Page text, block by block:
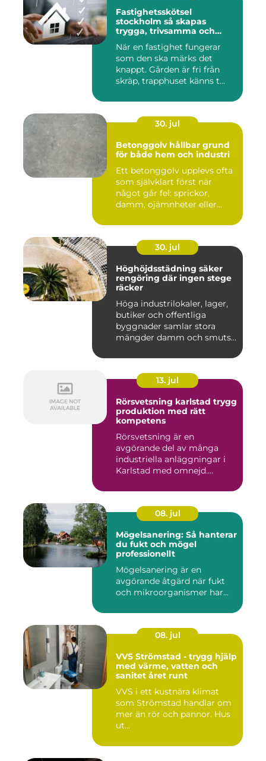
Fastighetsskötsel
stockholm så skapas
trygga, trivsamma och
När en fastighet fungerar
som den ska märks det
knappt. Gården är fri från
skräp, trapphuset känns t...
30. jul
Betonggolv hållbar grund
för både hem och industri
Ett betonggolv upplevs ofta
som självklart först när
något går fel: sprickor,
damm, ojämnheter eller...
30. jul
Höghöjdsstädning säker
rengöring där ingen stege
räcker
Höga industrilokaler, lager,
butiker och offentliga
byggnader samlar stora
mängder damm och smuts
13. jul
Rörsvetsning karlstad trygg
produktion med rätt
kompetens
Rörsvetsning är en
avgörande del av många
industriella anläggningar i
Karlstad med omnejd.
08. jul
Mögelsanering: Så hanterar
du fukt och mögel
professionellt
Mögelsanering är en
avgörande åtgärd när fukt
och mikroorganismer har...
08. jul
VVS Strömstad - trygg hjälp
med värme, vatten och
sanitet året runt
VVS i ett kustnära klimat
som Strömstad handlar om
mer än rör och pannor. Hus
ut...